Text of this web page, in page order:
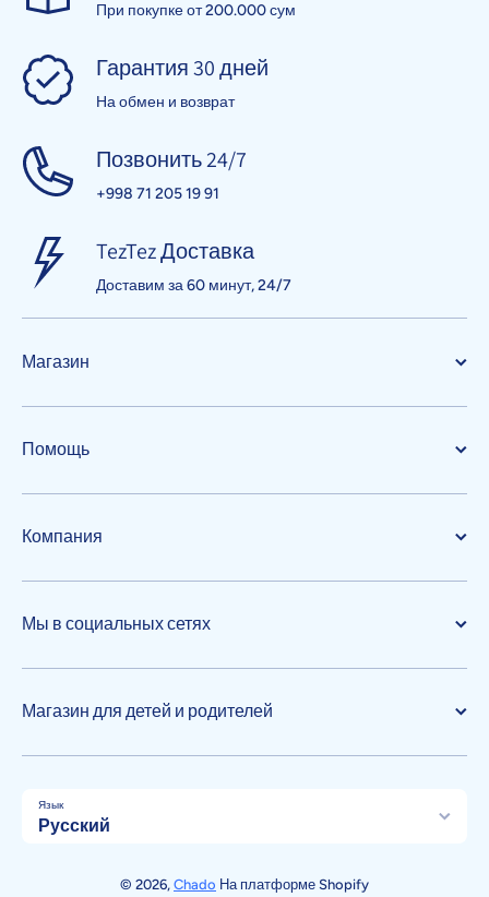
При покупке от 200.000 сум
Гарантия 30 дней
На обмен и возврат
Позвонить 24/7
+998 71 205 19 91
TezTez Доставка
Доставим за 60 минут, 24/7
Магазин
Помощь
Компания
Мы в социальных сетях
Магазин для детей и родителей
Язык
Русский
© 2026, Chado На платформе Shopify